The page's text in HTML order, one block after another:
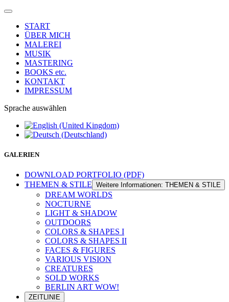
START
ÜBER MICH
MALEREI
MUSIK
MASTERING
BOOKS etc.
KONTAKT
IMPRESSUM
Sprache auswählen
GALERIEN
DOWNLOAD PORTFOLIO (PDF)
THEMEN & STILE Weitere Informationen: THEMEN & STILE
DREAM WORLDS
NOCTURNE
LIGHT & SHADOW
OUTDOORS
COLORS & SHAPES I
COLORS & SHAPES II
FACES & FIGURES
VARIOUS VISION
CREATURES
SOLD WORKS
BERLIN ART WOW!
ZEITLINIE